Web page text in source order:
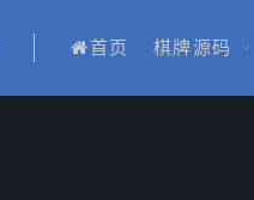
首页 棋牌源码